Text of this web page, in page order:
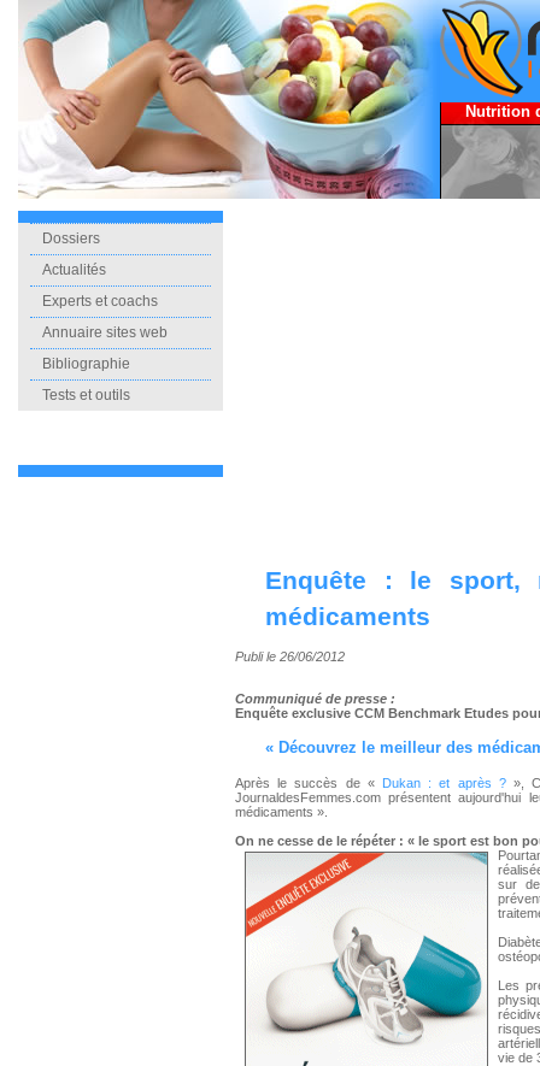
Nutrition
Dossiers
Actualités
Experts et coachs
Annuaire sites web
Bibliographie
Tests et outils
Enquête : le sport,
médicaments
Publi le 26/06/2012
Communiqué de presse :
Enquête exclusive CCM Benchmark Etudes
« Découvrez le meilleur des
Après le succès de « Dukan : et après ?»,
JournaldesFemmes.com présentent aujourd'hui
médicaments ».
On ne cesse de le répéter : « le sport est bon
sur
Les
vie de